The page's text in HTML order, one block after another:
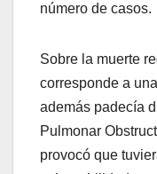
número de casos.
Sobre la muerte
corresponde a
además padecía
Pulmonar
provocó que